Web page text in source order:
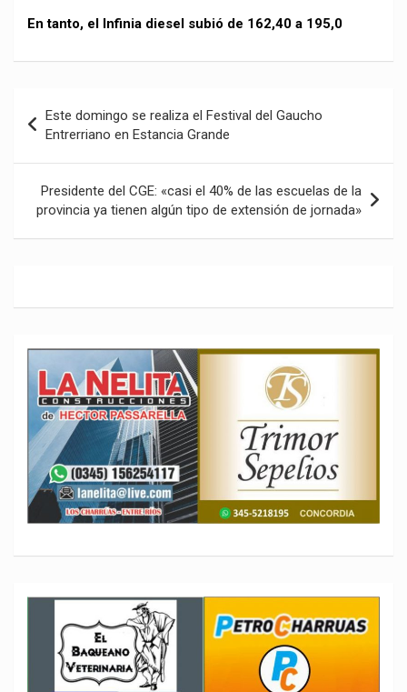
En tanto, el Infinia diesel subió de 162,40 a 195,0
de
entradas
Este domingo se realiza el Festival del Gaucho
Entrerriano en Estancia Grande
Presidente del CGE: «casi el 40% de las escuelas de la
provincia ya tienen algún tipo de extensión de jornada»